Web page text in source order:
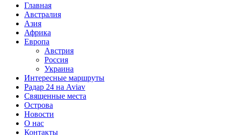
Главная
Австралия
Азия
Африка
Европа
Австрия
Россия
Украина
Интересные маршруты
Радар 24 на Aviav
Священные места
Острова
Новости
О нас
Контакты